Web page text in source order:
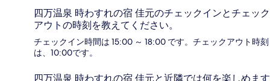
四万温泉 時わすれの宿 佳元のチェックインとチェック
アウトの時刻を教えてください。
チェックイン時間は 15:00 ～ 18:00 です。チェックアウト時刻
は、10:00です。
四万温泉 時わすれの宿 佳元と近隣では何を楽しめます